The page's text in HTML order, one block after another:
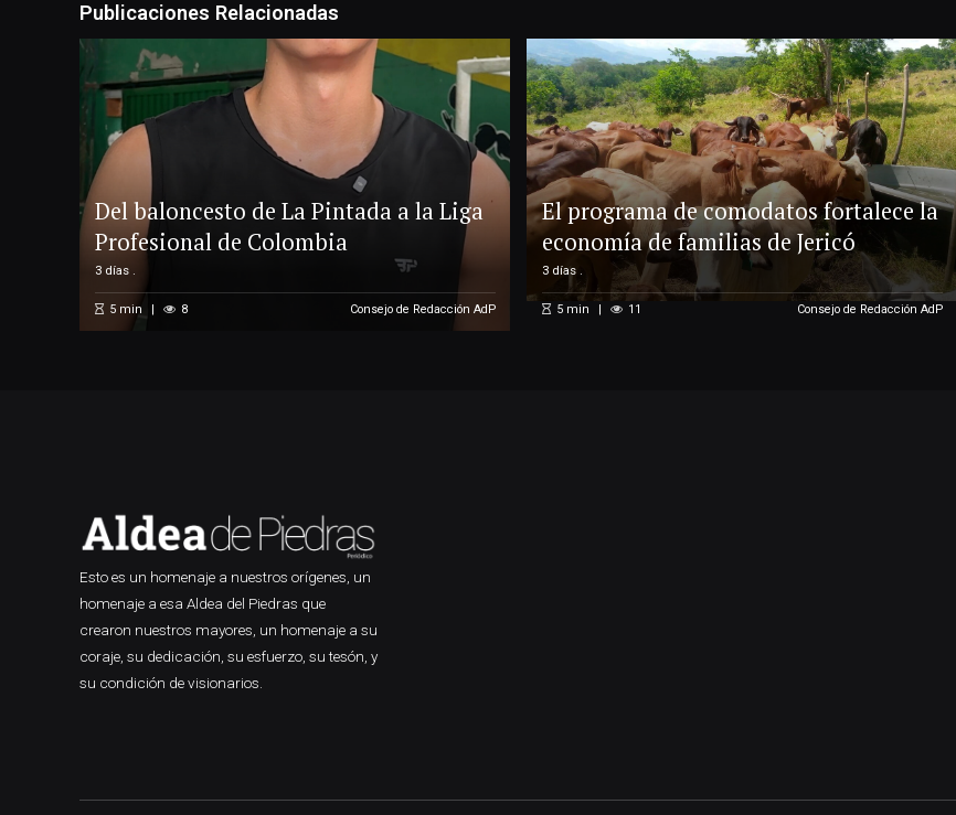
Publicaciones Relacionadas
Del baloncesto de La Pintada a la Liga
Profesional de Colombia
3 días .
5min 8 Consejo de Redacción AdP
El programa de comodatos fortalece la
economía de familias de Jericó
3 días .
5min 11 Consejo de Redacción AdP
Esto es un homenaje a nuestros orígenes, un
homenaje a esa Aldea del Piedras que
crearon nuestros mayores, un homenaje a su
coraje, su dedicación, su esfuerzo, su tesón, y
su condición de visionarios.